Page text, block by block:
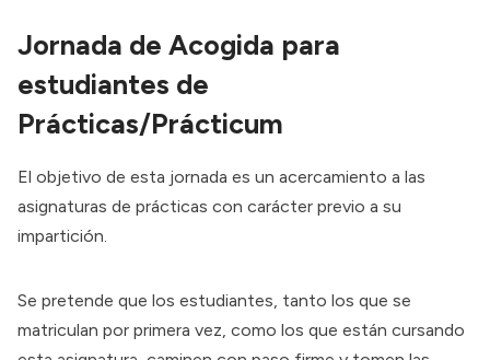
Jornada de Acogida para
estudiantes de
Prácticas/Prácticum
El objetivo de esta jornada es un acercamiento a las
asignaturas de prácticas con carácter previo a su
impartición.
Se pretende que los estudiantes, tanto los que se
matriculan por primera vez, como los que están cursando